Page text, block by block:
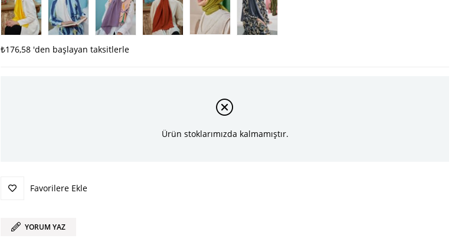
₺176,58 'den başlayan taksitlerle
Ürün stoklarımızda kalmamıştır.
Favorilere Ekle
YORUM YAZ